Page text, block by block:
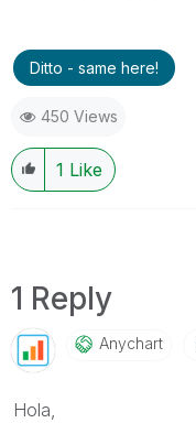
Ditto - same here!
450 Views
1 Like
1 Reply
Anychart
Hola,